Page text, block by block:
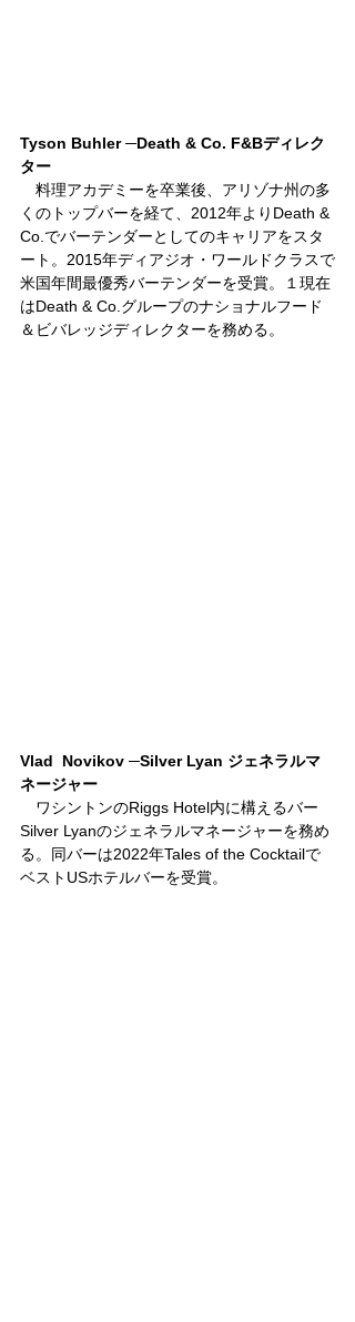
Tyson Buhler ─Death & Co. F&Bディレク
ター
料理アカデミーを卒業後、アリゾナ州の多
くのトップバーを経て、2012年よりDeath &
Co.でバーテンダーとしてのキャリアをスタ
ート。2015年ディアジオ・ワールドクラスで
米国年間最優秀バーテンダーを受賞。１現在
はDeath & Co.グループのナショナルフード
＆ビバレッジディレクターを務める。
Vlad  Novikov ─Silver Lyan ジェネラルマ
ネージャー
ワシントンのRiggs Hotel内に構えるバー
Silver Lyanのジェネラルマネージャーを務め
る。同バーは2022年Tales of the Cocktailで
ベストUSホテルバーを受賞。